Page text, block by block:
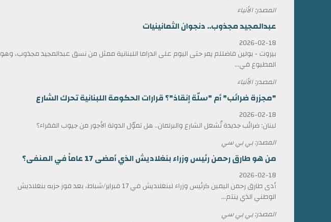
المصدر: الأنباء
عبدالمجيد مجذوب.. دنجوان الثمانينيات
2026-02-18
بيروت - بولين فاضللم يمر حتى اليوم على الدراما اللبنانية ممثل من نسق عبدالمجيد مجذوب، وهو
المطبوع في...
المصدر: الأنباء
"مجزرة ضرائب" أم "سلّة إنقاذ"؟ قرارات الحكومة اللبنانية تحرك الشارع
2026-02-18
لبنان: ضرائب جديدة تُشعل الشارع والبرلمان.. هل تموّل الدولة الأجور من جيوب الفقراء؟
المصدر: بي بي سي
من هو طارق رحمن رئيس وزراء بنغلاديش الذي أمضى 17 عاماً في المنفى؟
2026-02-18
أدى طارق رحمن اليمين كرئيس وزراء لبنغلاديش في 17 فبراير/شباط، بعد فوز حزبه بنغلاديش
الوطني الذي ينتم...
المصدر: بي بي سي